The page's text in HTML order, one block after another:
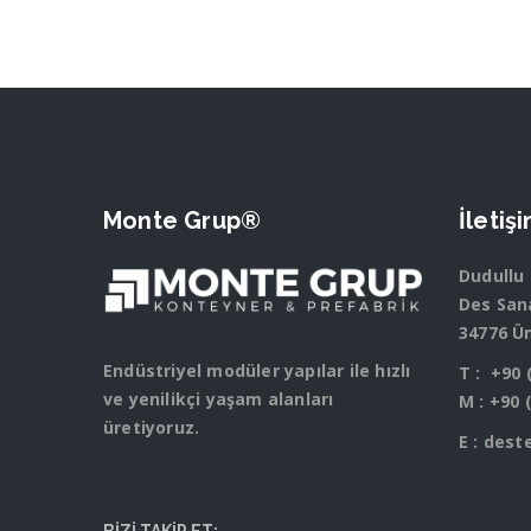
Monte Grup®
Endüstriyel modüler yapılar ile hızlı
ve yenilikçi yaşam alanları
üretiyoruz.
Dudullu
Des
34776
T : +90
M : +90
E :